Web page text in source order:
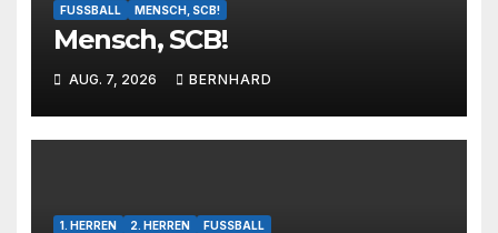
FUSSBALL MENSCH, SCB!
Mensch, SCB!
AUG. 7, 2026 BERNHARD
1. HERREN 2. HERREN FUSSBALL